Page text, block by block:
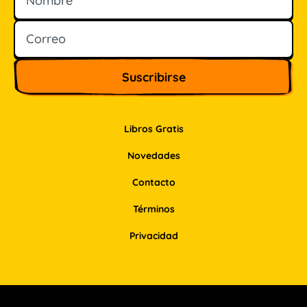
Libros Gratis
Novedades
Contacto
Términos
Privacidad